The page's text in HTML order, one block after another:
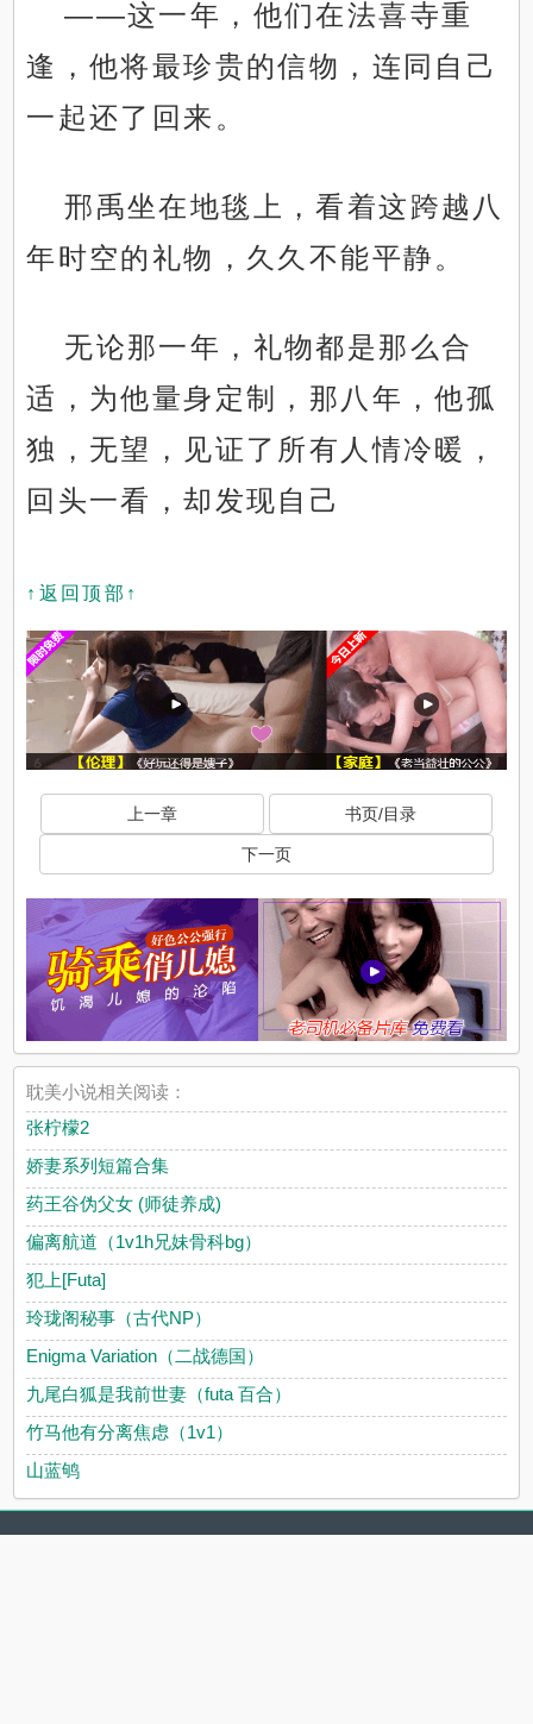
——这一年，他们在法喜寺重
逢，他将最珍贵的信物，连同自己
一起还了回来。
邢禹坐在地毯上，看着这跨越八
年时空的礼物，久久不能平静。
无论那一年，礼物都是那么合
适，为他量身定制，那八年，他孤
独，无望，见证了所有人情冷暖，
回头一看，却发现自己
↑返回顶部↑
上一章 书页/目录
下一页
耽美小说相关阅读：
张柠檬2
娇妻系列短篇合集
药王谷伪父女 (师徒养成)
偏离航道（1v1h兄妹骨科bg）
犯上[Futa]
玲珑阁秘事（古代NP）
Enigma Variation（二战德国）
九尾白狐是我前世妻（futa 百合）
竹马他有分离焦虑（1v1）
山蓝鸲